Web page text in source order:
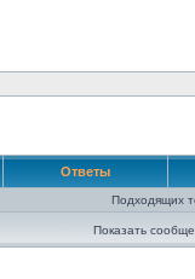
Ответы
Подходящих
Показать